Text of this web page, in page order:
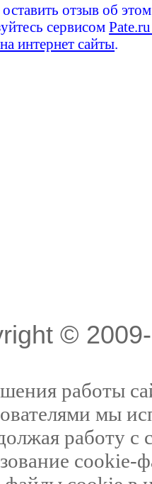
отзыв об этом
сервисом
интернет сайты
©
работы
мы
работу с
cookie-